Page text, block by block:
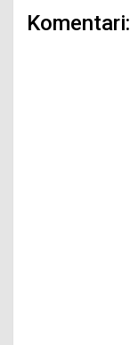
Komentari: